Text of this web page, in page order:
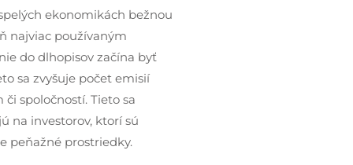
ekonomikách bežnou
najviac používaným
do dlhopisov začína byť
sa zvyšuje počet emisií
spoločností. Tieto sa
na investorov, ktorí sú
peňažné prostriedky.